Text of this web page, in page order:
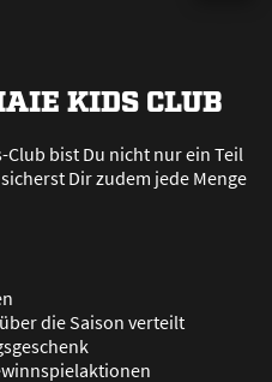
KIDS CLUB
Club bist Du nicht nur ein Teil
Dir zudem jede Menge
die Saison verteilt